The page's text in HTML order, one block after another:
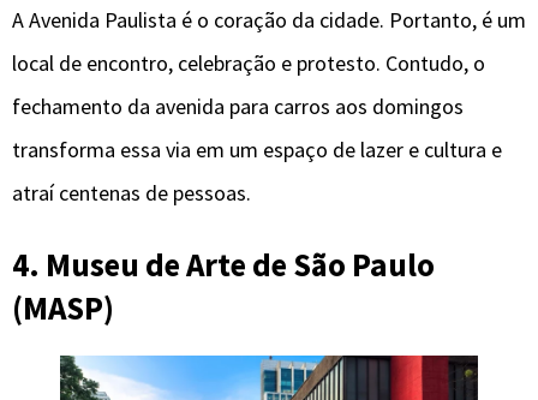
A Avenida Paulista é o coração da cidade. Portanto, é um
local de encontro, celebração e protesto. Contudo, o
fechamento da avenida para carros aos domingos
transforma essa via em um espaço de lazer e cultura e
atraí centenas de pessoas.
4. Museu de Arte de São Paulo
(MASP)